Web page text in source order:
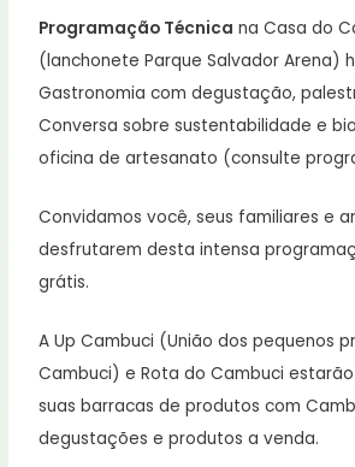
Programação Técnica na Casa do
(lanchonete Parque Salvador Arena)
Gastronomia com degustação,
Conversa sobre sustentabilidade e
oficina de artesanato (consulte
Convidamos você, seus familiares e
desfrutarem desta intensa
grátis.
A Up Cambuci (União dos pequenos
Cambuci) e Rota do Cambuci
suas barracas de produtos com
degustações e produtos a venda.